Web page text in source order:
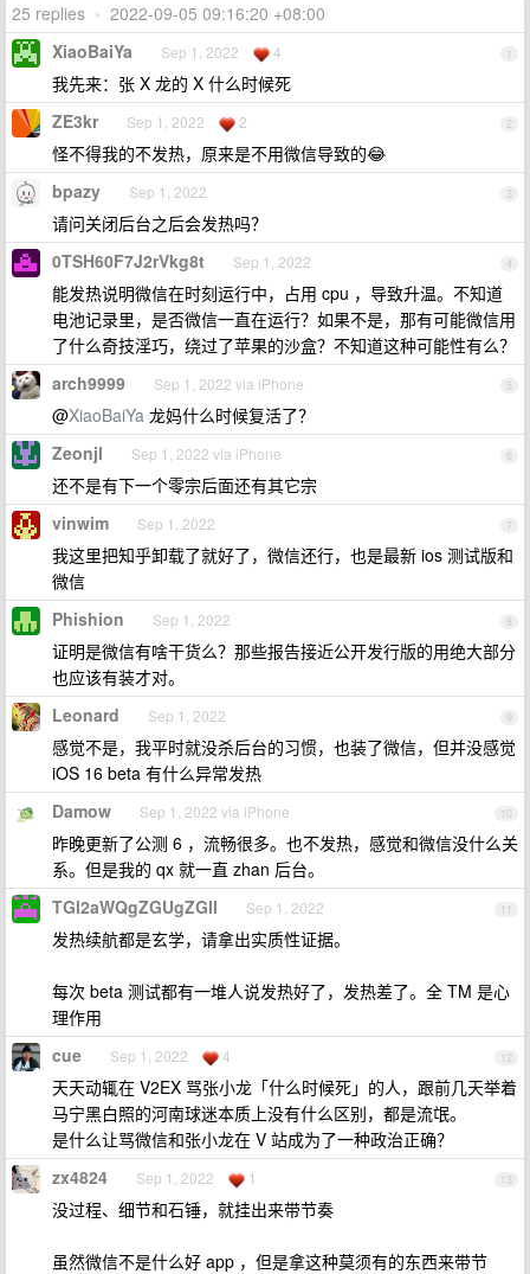
25 replies • 2022-09-05 09:16:20 +08:00
1
XiaoBaiYa Sep 1, 2022 4
我先来：张 X 龙的 X 什么时候死
2
ZE3kr Sep 1, 2022 2
怪不得我的不发热，原来是不用微信导致的😂
3
bpazy Sep 1, 2022
请问关闭后台之后会发热吗？
4
0TSH60F7J2rVkg8t Sep 1, 2022
能发热说明微信在时刻运行中，占用 cpu ，导致升温。不知道
电池记录里，是否微信一直在运行？如果不是，那有可能微信用
了什么奇技淫巧，绕过了苹果的沙盒？不知道这种可能性有么？
5
arch9999 Sep 1, 2022 via iPhone
@XiaoBaiYa 龙妈什么时候复活了？
6
Zeonjl Sep 1, 2022 via iPhone
还不是有下一个零宗后面还有其它宗
7
vinwim Sep 1, 2022
我这里把知乎卸载了就好了，微信还行，也是最新 ios 测试版和
微信
8
Phishion Sep 1, 2022
证明是微信有啥干货么？那些报告接近公开发行版的用绝大部分
也应该有装才对。
9
Leonard Sep 1, 2022
感觉不是，我平时就没杀后台的习惯，也装了微信，但并没感觉
iOS 16 beta 有什么异常发热
10
Damow Sep 1, 2022 via iPhone
昨晚更新了公测 6 ，流畅很多。也不发热，感觉和微信没什么关
系。但是我的 qx 就一直 zhan 后台。
11
TGl2aWQgZGUgZGll Sep 1, 2022
发热续航都是玄学，请拿出实质性证据。
每次 beta 测试都有一堆人说发热好了，发热差了。全 TM 是心
理作用
12
cue Sep 1, 2022 4
天天动辄在 V2EX 骂张小龙「什么时候死」的人，跟前几天举着
马宁黑白照的河南球迷本质上没有什么区别，都是流氓。
是什么让骂微信和张小龙在 V 站成为了一种政治正确？
13
zx4824 Sep 1, 2022 1
没过程、细节和石锤，就挂出来带节奏
虽然微信不是什么好 app ，但是拿这种莫须有的东西来带节